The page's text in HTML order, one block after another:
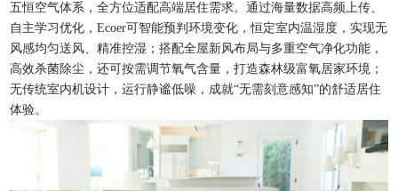
五恒空气体系，全方位适配高端居住需求。通过海量数据高频上传、
自主学习优化，Ecoer可智能预判环境变化，恒定室内温湿度，实现无
风感均匀送风、精准控湿；搭配全屋新风布局与多重空气净化功能，
高效杀菌除尘，还可按需调节氧气含量，打造森林级富氧居家环境；
无传统室内机设计，运行静谧低噪，成就“无需刻意感知”的舒适居住
体验。